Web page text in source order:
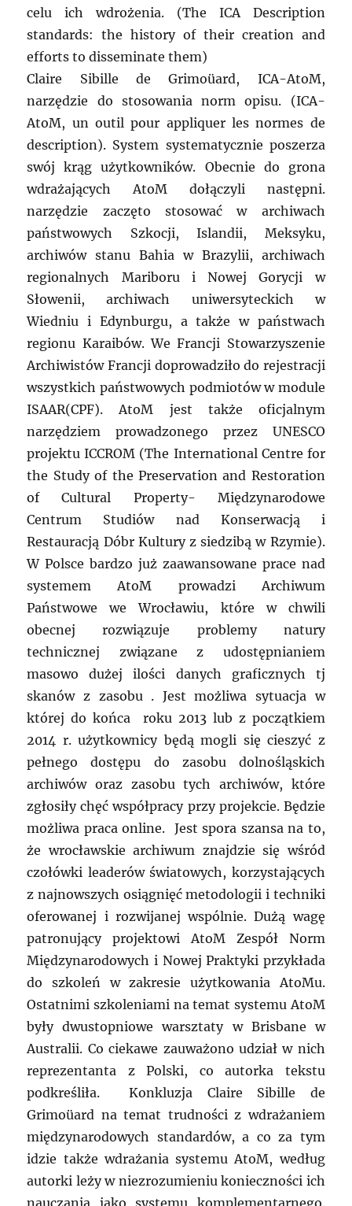
celu ich wdrożenia. (The ICA Description
standards: the history of their creation and
efforts to disseminate them)
Claire Sibille de Grimoüard, ICA-AtoM,
narzędzie do stosowania norm opisu. (ICA-
AtoM, un outil pour appliquer les normes de
description). System systematycznie poszerza
swój krąg użytkowników. Obecnie do grona
wdrażających AtoM dołączyli następni.
narzędzie zaczęto stosować w archiwach
państwowych Szkocji, Islandii, Meksyku,
archiwów stanu Bahia w Brazylii, archiwach
regionalnych Mariboru i Nowej Gorycji w
Słowenii, archiwach uniwersyteckich w
Wiedniu i Edynburgu, a także w państwach
regionu Karaibów. We Francji Stowarzyszenie
Archiwistów Francji doprowadziło do rejestracji
wszystkich państwowych podmiotów w module
ISAAR(CPF). AtoM jest także oficjalnym
narzędziem prowadzonego przez UNESCO
projektu ICCROM (The International Centre for
the Study of the Preservation and Restoration
of Cultural Property- Międzynarodowe
Centrum Studiów nad Konserwacją i
Restauracją Dóbr Kultury z siedzibą w Rzymie).
W Polsce bardzo już zaawansowane prace nad
systemem AtoM prowadzi Archiwum
Państwowe we Wrocławiu, które w chwili
obecnej rozwiązuje problemy natury
technicznej związane z udostępnianiem
masowo dużej ilości danych graficznych tj
skanów z zasobu . Jest możliwa sytuacja w
której do końca roku 2013 lub z początkiem
2014 r. użytkownicy będą mogli się cieszyć z
pełnego dostępu do zasobu dolnośląskich
archiwów oraz zasobu tych archiwów, które
zgłosiły chęć współpracy przy projekcie. Będzie
możliwa praca online. Jest spora szansa na to,
że wrocławskie archiwum znajdzie się wśród
czołówki leaderów światowych, korzystających
z najnowszych osiągnięć metodologii i techniki
oferowanej i rozwijanej wspólnie. Dużą wagę
patronujący projektowi AtoM Zespół Norm
Międzynarodowych i Nowej Praktyki przykłada
do szkoleń w zakresie użytkowania AtoMu.
Ostatnimi szkoleniami na temat systemu AtoM
były dwustopniowe warsztaty w Brisbane w
Australii. Co ciekawe zauważono udział w nich
reprezentanta z Polski, co autorka tekstu
podkreśliła. Konkluzja Claire Sibille de
Grimoüard na temat trudności z wdrażaniem
międzynarodowych standardów, a co za tym
idzie także wdrażania systemu AtoM, według
autorki leży w niezrozumieniu konieczności ich